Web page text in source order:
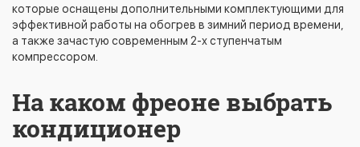
которые оснащены дополнительными комплектующими для
эффективной работы на обогрев в зимний период времени,
а также зачастую современным 2-х ступенчатым
компрессором.
На каком фреоне выбрать
кондиционер